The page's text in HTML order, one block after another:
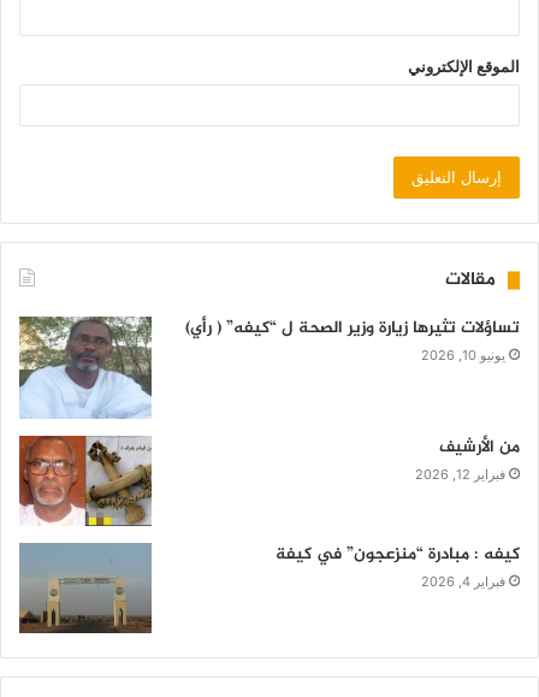
الموقع الإلكتروني
مقالات
تساؤلات تثيرها زيارة وزير الصحة ل “كيفه” ( رأي)
يونيو 10, 2026
من الأرشيف
فبراير 12, 2026
كيفه : مبادرة “منزعجون” في كيفة
فبراير 4, 2026